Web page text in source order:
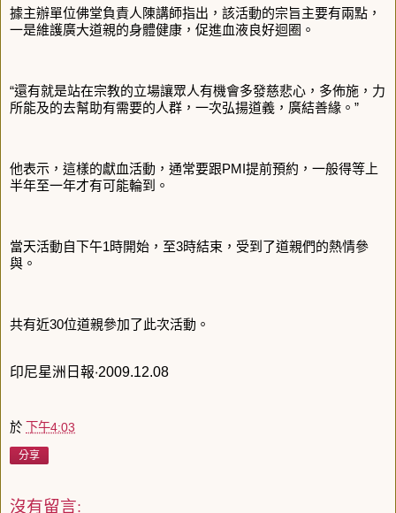
據主辦單位佛堂負責人陳講師指出，該活動的宗旨主要有兩點，
一是維護廣大道親的身體健康，促進血液良好迴圈。
“還有就是站在宗教的立場讓眾人有機會多發慈悲心，多佈施，力
所能及的去幫助有需要的人群，一次弘揚道義，廣結善緣。”
他表示，這樣的獻血活動，通常要跟PMI提前預約，一般得等上
半年至一年才有可能輪到。
當天活動自下午1時開始，至3時結束，受到了道親們的熱情參
與。
共有近30位道親參加了此次活動。
印尼星洲日報‧2009.12.08
於 下午4:03
分享
沒有留言: